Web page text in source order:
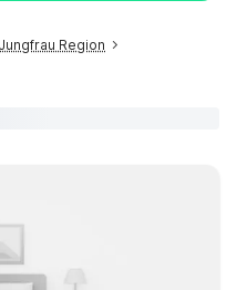
Jungfrau Region